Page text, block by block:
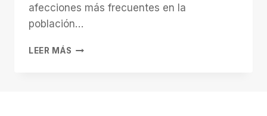
afecciones más frecuentes en la
población…
LEER MÁS OTITIS